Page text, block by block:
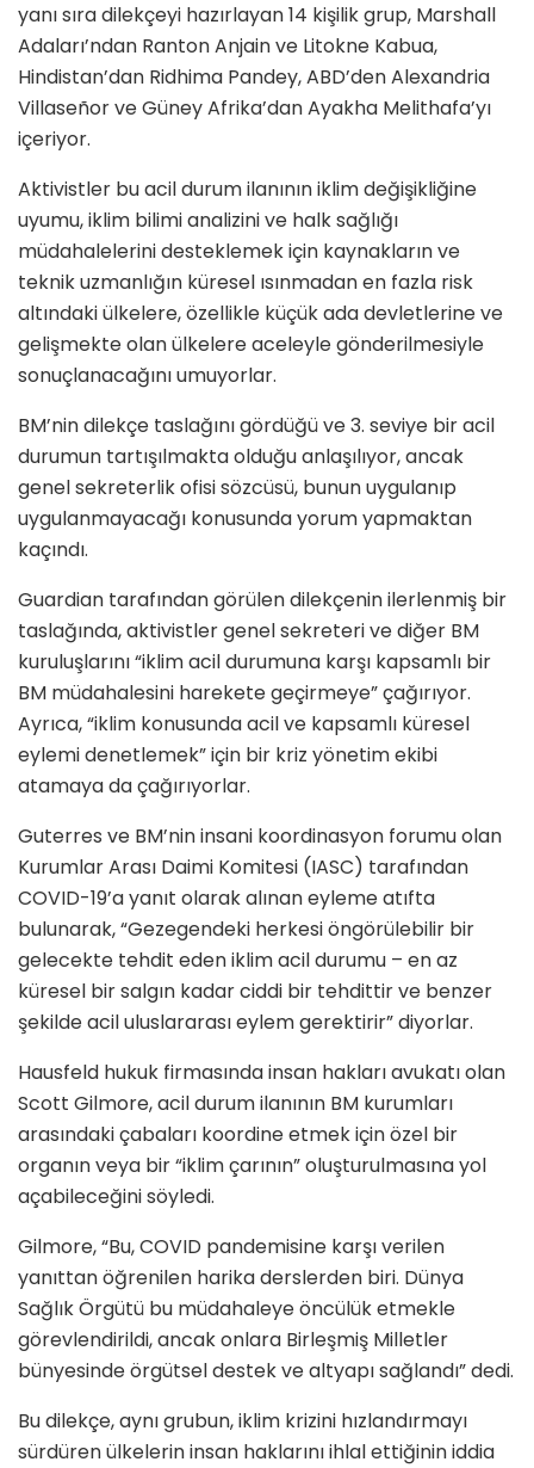
yanı sıra dilekçeyi hazırlayan 14 kişilik grup, Marshall
Adaları’ndan Ranton Anjain ve Litokne Kabua,
Hindistan’dan Ridhima Pandey, ABD’den Alexandria
Villaseñor ve Güney Afrika’dan Ayakha Melithafa’yı
içeriyor.
Aktivistler bu acil durum ilanının iklim değişikliğine
uyumu, iklim bilimi analizini ve halk sağlığı
müdahalelerini desteklemek için kaynakların ve
teknik uzmanlığın küresel ısınmadan en fazla risk
altındaki ülkelere, özellikle küçük ada devletlerine ve
gelişmekte olan ülkelere aceleyle gönderilmesiyle
sonuçlanacağını umuyorlar.
BM’nin dilekçe taslağını gördüğü ve 3. seviye bir acil
durumun tartışılmakta olduğu anlaşılıyor, ancak
genel sekreterlik ofisi sözcüsü, bunun uygulanıp
uygulanmayacağı konusunda yorum yapmaktan
kaçındı.
Guardian tarafından görülen dilekçenin ilerlenmiş bir
taslağında, aktivistler genel sekreteri ve diğer BM
kuruluşlarını “iklim acil durumuna karşı kapsamlı bir
BM müdahalesini harekete geçirmeye” çağırıyor.
Ayrıca, “iklim konusunda acil ve kapsamlı küresel
eylemi denetlemek” için bir kriz yönetim ekibi
atamaya da çağırıyorlar.
Guterres ve BM’nin insani koordinasyon forumu olan
Kurumlar Arası Daimi Komitesi (IASC) tarafından
COVID-19’a yanıt olarak alınan eyleme atıfta
bulunarak, “Gezegendeki herkesi öngörülebilir bir
gelecekte tehdit eden iklim acil durumu – en az
küresel bir salgın kadar ciddi bir tehdittir ve benzer
şekilde acil uluslararası eylem gerektirir” diyorlar.
Hausfeld hukuk firmasında insan hakları avukatı olan
Scott Gilmore, acil durum ilanının BM kurumları
arasındaki çabaları koordine etmek için özel bir
organın veya bir “iklim çarının” oluşturulmasına yol
açabileceğini söyledi.
Gilmore, “Bu, COVID pandemisine karşı verilen
yanıttan öğrenilen harika derslerden biri. Dünya
Sağlık Örgütü bu müdahaleye öncülük etmekle
görevlendirildi, ancak onlara Birleşmiş Milletler
bünyesinde örgütsel destek ve altyapı sağlandı” dedi.
Bu dilekçe, aynı grubun, iklim krizini hızlandırmayı
sürdüren ülkelerin insan haklarını ihlal ettiğinin iddia